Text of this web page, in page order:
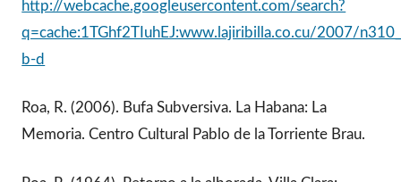
http://webcache.googleusercontent.com/search?
q=cache:1TGhf2TIuhEJ:www.lajiribilla.co.cu/2007/
b-d
Roa, R. (2006). Bufa Subversiva. La Habana: La
Memoria. Centro Cultural Pablo de la Torriente Brau.